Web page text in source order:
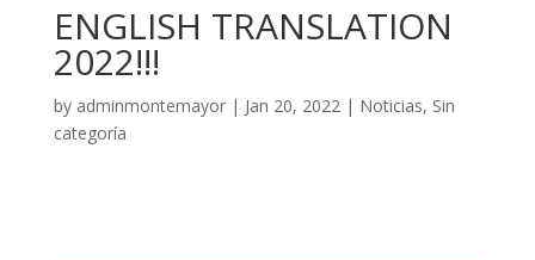
ENGLISH TRANSLATION
2022!!!
by adminmontemayor| Jan 20, 2022| Noticias, Sin
categoría